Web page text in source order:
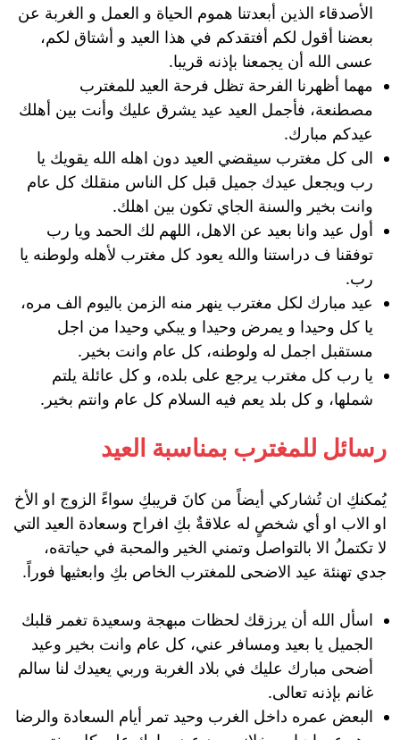
الأصدقاء الذين أبعدتنا هموم الحياة و العمل و الغربة عن
بعضنا أقول لكم أفتقدكم في هذا العيد و أشتاق لكم،
عسى الله أن يجمعنا بإذنه قريبا.
مهما أظهرنا الفرحة تظل فرحة العيد للمغترب
مصطنعة، فأجمل العيد عيد يشرق عليك وأنت بين أهلك
عيدكم مبارك.
الى كل مغترب سيقضي العيد دون اهله الله يقويك يا
رب ويجعل عيدك جميل قبل كل الناس منقلك كل عام
وانت بخير والسنة الجاي تكون بين اهلك.
أول عيد وانا بعيد عن الاهل، اللهم لك الحمد ويا رب
توفقنا ف دراستنا والله يعود كل مغترب لأهله ولوطنه يا
رب.
عيد مبارك لكل مغترب ينهر منه الزمن باليوم الف مره،
يا كل وحيدا و يمرض وحيدا و يبكي وحيدا من اجل
مستقبل اجمل له ولوطنه، كل عام وانت بخير.
يا رب كل مغترب يرجع على بلده، و كل عائلة يلتم
شملها، و كل بلد يعم فيه السلام كل عام وانتم بخير.
رسائل للمغترب بمناسبة العيد
يُمكنكِ ان تُشاركي أيضاً من كانَ قريبكِ سواءً الزوج او الأخ
او الاب او أي شخصٍ له علاقةٌ بكِ افراح وسعادة العيد التي
لا تكتملُ الا بالتواصل وتمني الخير والمحبة في حياتةه،
جدي تهنئة عيد الاضحى للمغترب الخاص بكِ وابعثيها فوراً.
اسأل الله أن يرزقك لحظات مبهجة وسعيدة تغمر قلبك
الجميل يا بعيد ومسافر عني، كل عام وانت بخير وعيد
أضحى مبارك عليك في بلاد الغربة وربي يعيدك لنا سالم
غانم بإذنه تعالى.
البعض عمره داخل الغرب وحيد تمر أيام السعادة والرضا